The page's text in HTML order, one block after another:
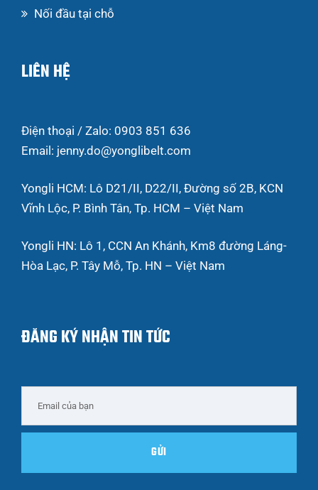
Nối đầu tại chỗ
LIÊN HỆ
Điện thoại / Zalo: 0903 851 636
Email: jenny.do@yonglibelt.com
Yongli HCM: Lô D21/II, D22/II, Đường số 2B, KCN
Vĩnh Lộc, P. Bình Tân, Tp. HCM – Việt Nam
Yongli HN: Lô 1, CCN An Khánh, Km8 đường Láng-
Hòa Lạc, P. Tây Mỗ, Tp. HN – Việt Nam
ĐĂNG KÝ NHẬN TIN TỨC